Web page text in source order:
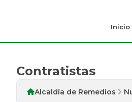
Inicio
Contratistas
Alcaldía de Remedios